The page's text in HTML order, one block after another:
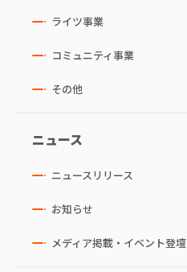
ライツ事業
コミュニティ事業
その他
ニュース
ニュースリリース
お知らせ
メディア掲載・イベント登壇